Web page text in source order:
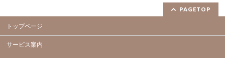
PAGETOP
トップページ
サービス案内